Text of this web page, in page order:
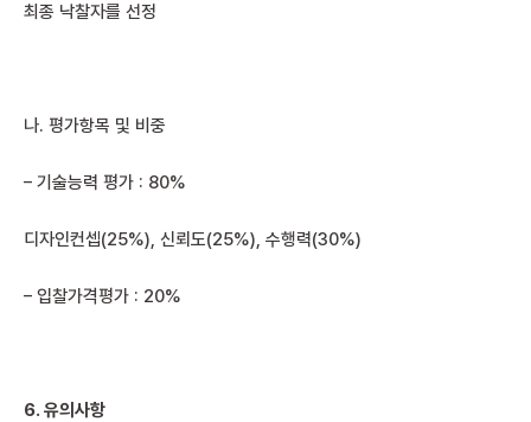
최종 낙찰자를 선정
나. 평가항목 및 비중
– 기술능력 평가 : 80%
디자인컨셉(25%), 신뢰도(25%), 수행력(30%)
– 입찰가격평가 : 20%
6. 유의사항